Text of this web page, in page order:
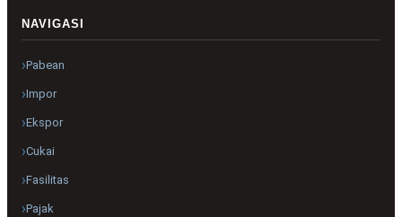
NAVIGASI
Pabean
Impor
Ekspor
Cukai
Fasilitas
Pajak